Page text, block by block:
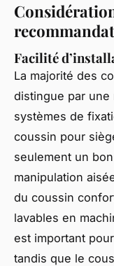
Facilité
La majorité des
distingue par une
systèmes de
coussin pour
seulement un
manipulation
du coussin
lavables en
est important
tandis que le